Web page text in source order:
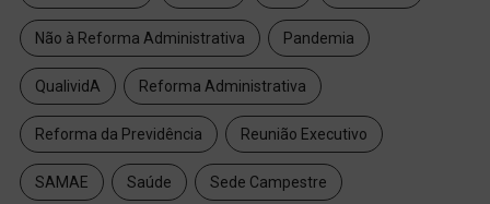
Não à Reforma Administrativa Pandemia
QualividA Reforma Administrativa
Reforma da Previdência Reunião Executivo
SAMAE Saúde Sede Campestre